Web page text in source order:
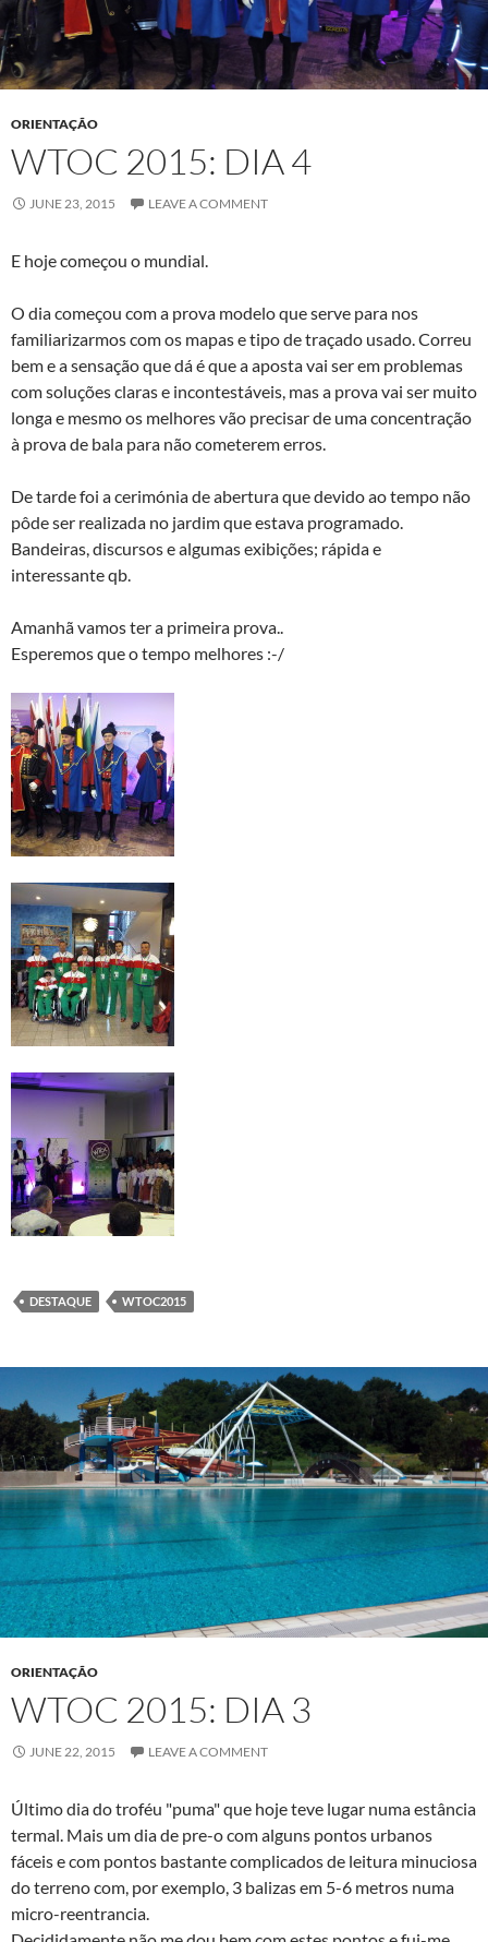
ORIENTAÇÃO
WTOC 2015: DIA 4
JUNE 23, 2015 LEAVE A COMMENT
E hoje começou o mundial.
O dia começou com a prova modelo que serve para nos
familiarizarmos com os mapas e tipo de traçado usado. Correu
bem e a sensação que dá é que a aposta vai ser em problemas
com soluções claras e incontestáveis, mas a prova vai ser muito
longa e mesmo os melhores vão precisar de uma concentração
à prova de bala para não cometerem erros.
De tarde foi a cerimónia de abertura que devido ao tempo não
pôde ser realizada no jardim que estava programado.
Bandeiras, discursos e algumas exibições; rápida e
interessante qb.
Amanhã vamos ter a primeira prova..
Esperemos que o tempo melhores :-/
DESTAQUE WTOC2015
ORIENTAÇÃO
WTOC 2015: DIA 3
JUNE 22, 2015 LEAVE A COMMENT
Último dia do troféu "puma" que hoje teve lugar numa estância
termal. Mais um dia de pre-o com alguns pontos urbanos
fáceis e com pontos bastante complicados de leitura minuciosa
do terreno com, por exemplo, 3 balizas em 5-6 metros numa
micro-reentrancia.